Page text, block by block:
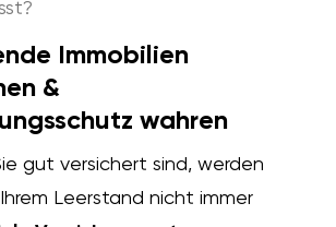
Immobilien
&
wahren
gut versichert sind, werden
Leerstand nicht immer